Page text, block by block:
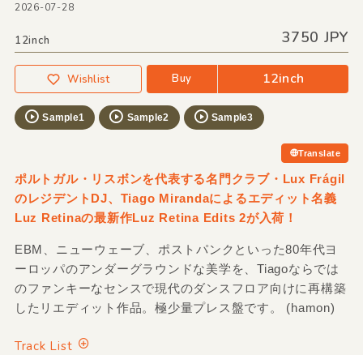
2026-07-28
12inch 3750 JPY
Wishlist Buy 12inch
Sample1 Sample2 Sample3
Translate
ポルトガル・リスボンを代表する名門クラブ・Lux Frágil
のレジデントDJ、Tiago Mirandaによるエディット名義
Luz Retinaの最新作Luz Retina Edits 2が入荷！
EBM、ニューウェーブ、ポストパンクといった80年代ヨ
ーロッパのアンダーグラウンドな美学を、Tiagoならでは
のファンキーなセンスで現代のダンスフロア向けに再構築
したリエディット作品。極少量プレス盤です。 (hamon)
Track List